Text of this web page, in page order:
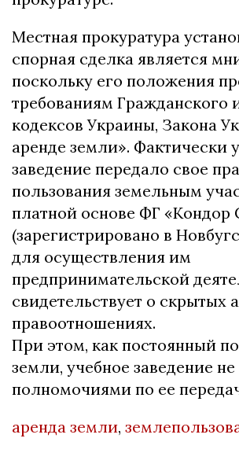
Местная прокуратура
спорная сделка является
поскольку его положения
требованиям Гражданского
кодексов Украины, Закона
аренде земли». Фактически
заведение передало свое
пользования земельным
платной основе ФГ «Кондор
(зарегистрировано в
для осуществления им
предпринимательской
свидетельствует о скрытых
правоотношениях.
При этом, как постоянный
земли, учебное заведение
полномочиями по ее
аренда земли,